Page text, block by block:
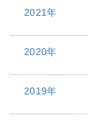
2021年
2020年
2019年